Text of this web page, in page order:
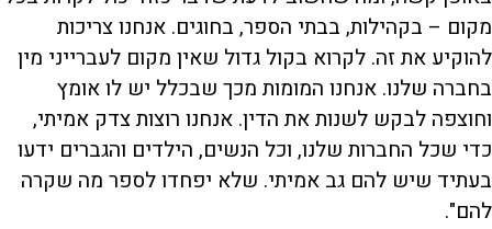
מקום – בקהילות, בבתי הספר, בחוגים. אנחנו צריכות
להוקיע את זה. לקרוא בקול גדול שאין מקום לעברייני מין
בחברה שלנו. אנחנו המומות מכך שבכלל יש לו אומץ
וחוצפה לבקש לשנות את הדין. אנחנו רוצות צדק אמיתי,
כדי שכל החברות שלנו, וכל הנשים, הילדים והגברים ידעו
בעתיד שיש להם גב אמיתי. שלא יפחדו לספר מה שקרה
להם".